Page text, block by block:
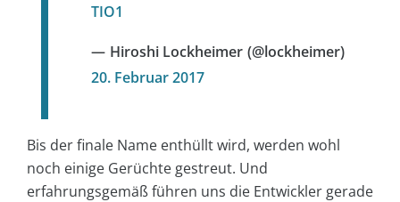
TIO1
— Hiroshi Lockheimer (@lockheimer)
20. Februar 2017
Bis der finale Name enthüllt wird, werden wohl
noch einige Gerüchte gestreut. Und
erfahrungsgemäß führen uns die Entwickler gerade